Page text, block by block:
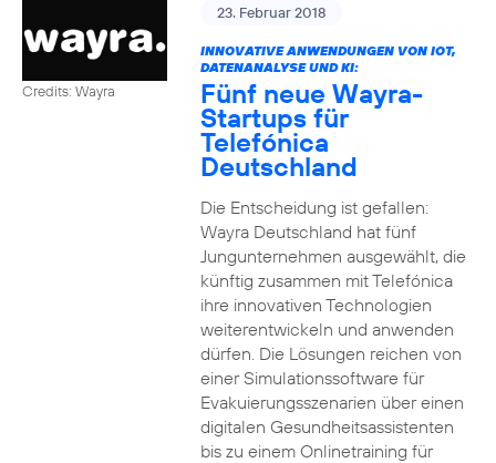
Credits: Wayra
23. Februar 2018
INNOVATIVE ANWENDUNGEN VON IOT,
DATENANALYSE UND KI:
Fünf neue Wayra-
Startups für
Telefónica
Deutschland
Die Entscheidung ist gefallen:
Wayra Deutschland hat fünf
Jungunternehmen ausgewählt, die
künftig zusammen mit Telefónica
ihre innovativen Technologien
weiterentwickeln und anwenden
dürfen. Die Lösungen reichen von
einer Simulationssoftware für
Evakuierungsszenarien über einen
digitalen Gesundheitsassistenten
bis zu einem Onlinetraining für